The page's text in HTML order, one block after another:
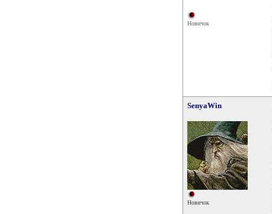
Новичок
SenyaWin
Новичок